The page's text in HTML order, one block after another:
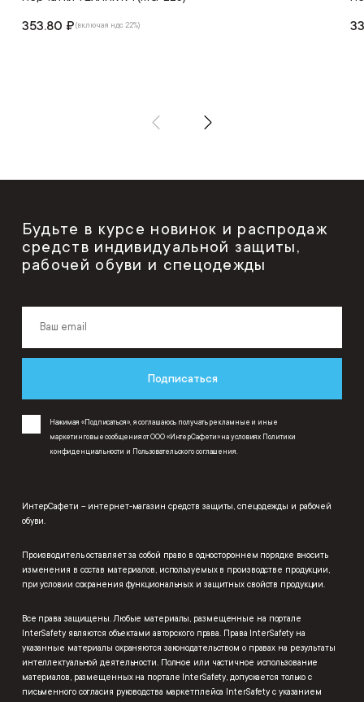
353.80 ₽(включая ндс 22%)
Будьте в курсе новинок и распродаж
средств индивидуальной защиты,
рабочей обуви и спецодежды
Подписаться
Нажимая «Подписаться», я соглашаюсь получать рекламные и иные
маркетинговые сообщения от ООО «ИнтерСафети» на условиях Политики
конфиденциальности и Пользовательского соглашения
ИнтерСафети – интернет-магазин средств защиты, спецодежды и рабочей
обуви.
Производитель оставляет за собой право в одностороннем порядке вносить
изменения в состав материалов, используемых в производстве продукции,
при условии сохранения функциональных и защитных свойств продукции.
Все права защищены. Любые материалы, размещенные на портале
InterSafety являются объектами авторского права. Права InterSafety на
указанные материалы охраняются законодательством о правах на результаты
интеллектуальной деятельности. Полное или частичное использование
материалов, размещенных на портале InterSafety, допускается только с
письменного согласия руководства маркетплейса InterSafety с указанием